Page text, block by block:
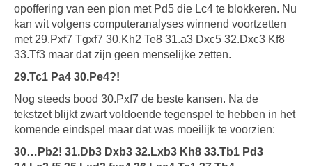
opoffering van een pion met Pd5 die Lc4 te blokkeren. Nu
kan wit volgens computeranalyses winnend voortzetten
met 29.Pxf7 Tgxf7 30.Kh2 Te8 31.a3 Dxc5 32.Dxc3 Kf8
33.Tf3 maar dat zijn geen menselijke zetten.
29.Tc1 Pa4 30.Pe4?!
Nog steeds bood 30.Pxf7 de beste kansen. Na de
tekstzet blijkt zwart voldoende tegenspel te hebben in het
komende eindspel maar dat was moeilijk te voorzien:
30…Pb2! 31.Db3 Dxb3 32.Lxb3 Kh8 33.Tb1 Pd3